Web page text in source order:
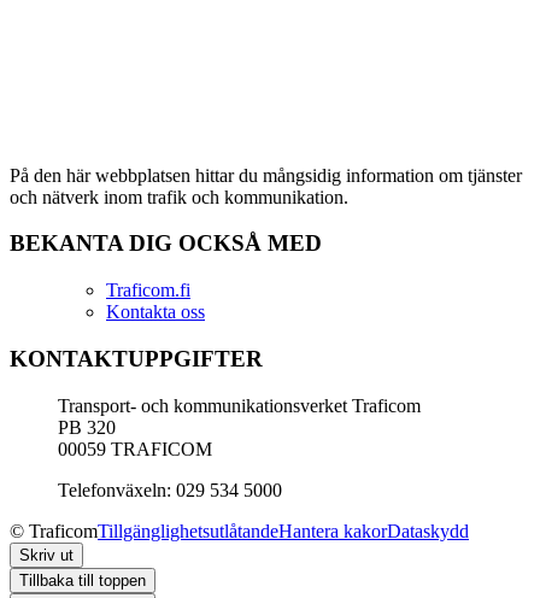
På den här webbplatsen hittar du mångsidig information om tjänster
och nätverk inom trafik och kommunikation.
BEKANTA DIG OCKSÅ MED
Traficom.fi
Kontakta oss
KONTAKTUPPGIFTER
Transport- och kommunikationsverket Traficom
PB 320
00059 TRAFICOM
Telefonväxeln: 029 534 5000
© TraficomTillgänglighetsutlåtandeHantera kakorDataskydd
Skriv ut
Tillbaka till toppen